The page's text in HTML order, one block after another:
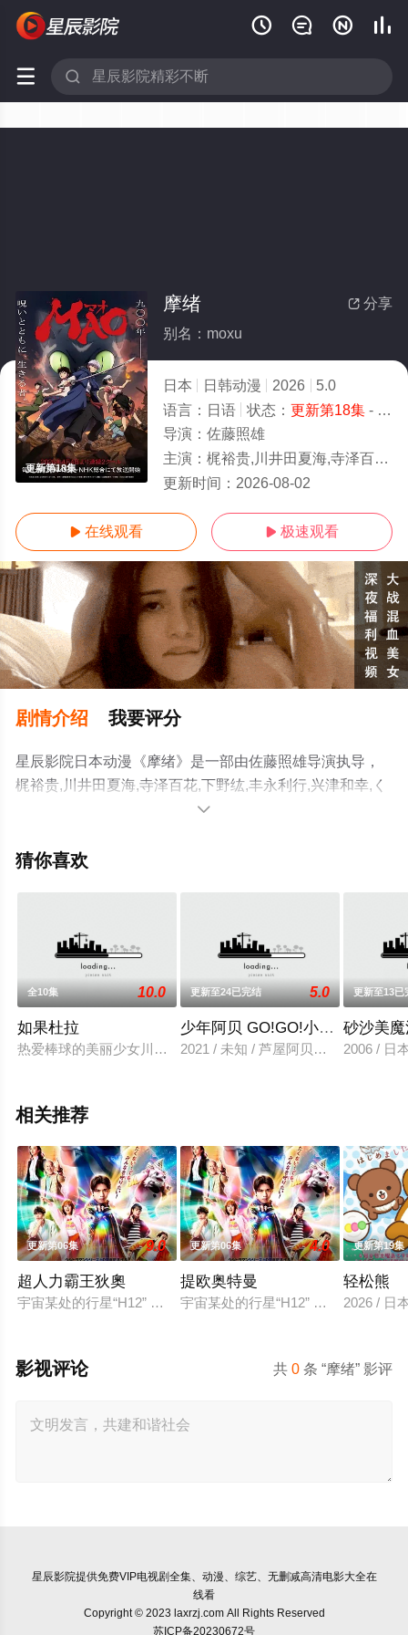
   
 
更新第18集
 分享
摩绪
别名：moxu
日本 日韩动漫 2026
5.0
语言： 日语 状态： 更新第18集- 免费在线观看
导演： 佐藤照雄
主演： 梶裕贵,川井田夏海,寺泽百花,下野纮,丰永利行,兴津和幸,くまいもとこ,日笠阳子,清水理沙,上田丽奈,松山鹰志
更新时间： 2026-08-02
 在线观看  极速观看
剧情介绍 我要评分
星辰影院日本动漫《摩绪》是一部由佐藤照雄导演执导，
梶裕贵,川井田夏海,寺泽百花,下野纮,丰永利行,兴津和幸,く
まいもとこ,日笠阳子,清水理沙,上田丽奈,松山鹰志等演员
集就上星辰影视，更多相关信息可移步至豆瓣动漫、电视

猜你喜欢
全10集 10.0
如果杜拉
热爱棒球的美丽少女川岛南（日笠陽子 配音）是东京都立程久
更新至24已完结 5.0
少年阿贝 GO!GO!小芝麻 第四季
2021 / 未知 / 芦屋阿贝：河村梨恵,
更新至13已
砂沙美
2006 / 日
相关推荐
更新第06集 9.0
超人力霸王狄奧
宇宙某处的行星“H12” 这颗与地球极其相似的星球，某日遭到
更新第06集 4.0
提欧奥特曼
宇宙某处的行星“H12” 这颗与地球极
更新第19集
轻松熊
2026 / 日
共0 条 “摩绪” 影评
影视评论
星辰影院提供免费VIP电视剧全集、动漫、综艺、无删减高清电影大全在
线看
Copyright © 2023 laxrzj.com All Rights Reserved
苏ICP备20230672号